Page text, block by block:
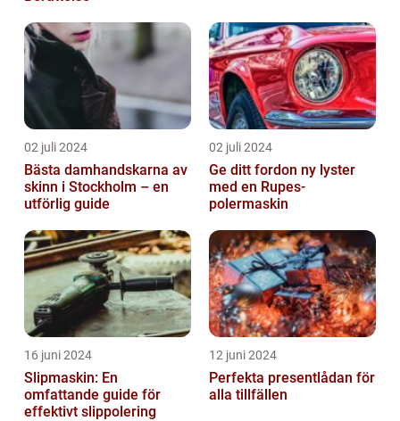
02 juli 2024
Bästa damhandskarna av
skinn i Stockholm – en
utförlig guide
02 juli 2024
Ge ditt fordon ny lyster
med en Rupes-
polermaskin
16 juni 2024
Slipmaskin: En
omfattande guide för
effektivt slippolering
12 juni 2024
Perfekta presentlådan för
alla tillfällen